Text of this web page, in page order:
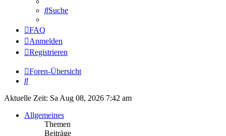
Suche
FAQ
Anmelden
Registrieren
Foren-Übersicht
Suche
Aktuelle Zeit: Sa Aug 08, 2026 7:42 am
Allgemeines
Themen
Beiträge